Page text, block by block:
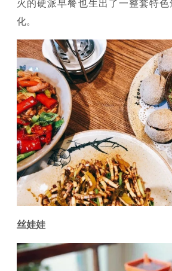
火的硬派早餐也生出了一整套特
化。
丝娃娃